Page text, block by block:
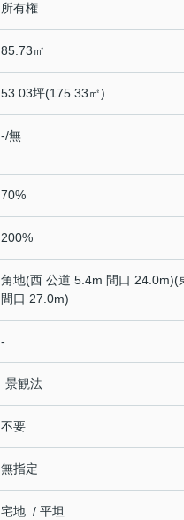
所有権
85.73㎡
53.03坪(175.33㎡)
-/無
70%
200%
角地(西 公道 5.4m 間口 24.0m)(
間口 27.0m)
-
景観法
不要
無指定
宅地 / 平坦